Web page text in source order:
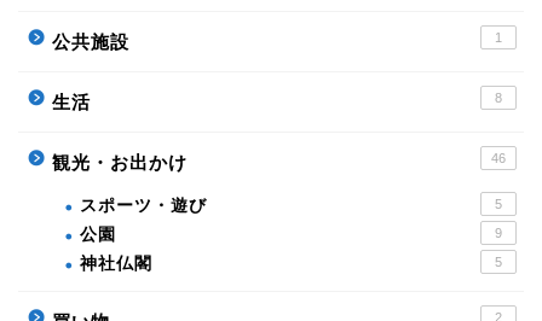
公共施設 1
生活 8
観光・お出かけ 46
スポーツ・遊び 5
公園 9
神社仏閣 5
2